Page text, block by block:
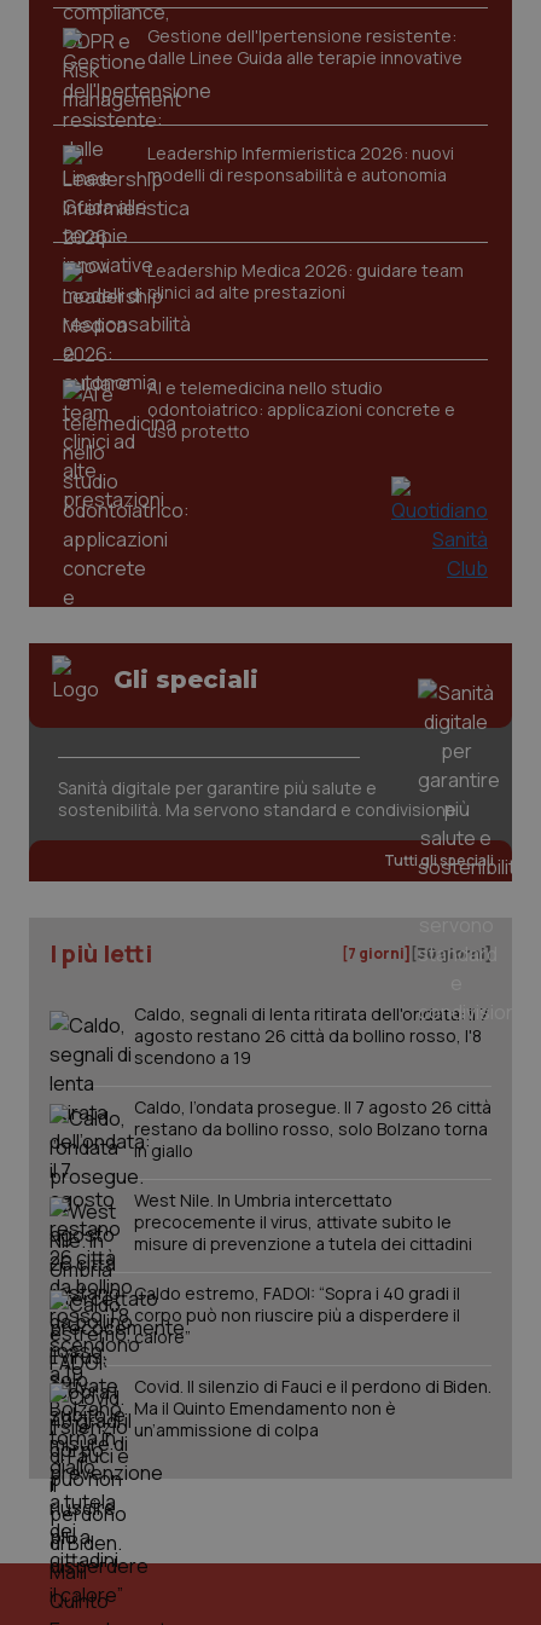
Gestione dell'Ipertensione resistente:
dalle Linee Guida alle terapie innovative
Leadership Infermieristica 2026: nuovi
modelli di responsabilità e autonomia
Leadership Medica 2026: guidare team
clinici ad alte prestazioni
AI e telemedicina nello studio
odontoiatrico: applicazioni concrete e
uso protetto
Gli speciali
Sanità digitale per garantire più salute e
sostenibilità. Ma servono standard e condivisione
Tutti gli speciali
I più letti [7 giorni] [30 giorni]
Caldo, segnali di lenta ritirata dell'ondata: il 7
agosto restano 26 città da bollino rosso, l'8
scendono a 19
Caldo, l’ondata prosegue. Il 7 agosto 26 città
restano da bollino rosso, solo Bolzano torna
in giallo
West Nile. In Umbria intercettato
precocemente il virus, attivate subito le
misure di prevenzione a tutela dei cittadini
Caldo estremo, FADOI: “Sopra i 40 gradi il
corpo può non riuscire più a disperdere il
calore”
Covid. Il silenzio di Fauci e il perdono di Biden.
Ma il Quinto Emendamento non è
un’ammissione di colpa
Nome
Fornitore/Dominio
VISITOR_PRIVACY_METADATA
YouTube
www.quotidianosanita.it
tracking-sites-ironfish-
tracking-enable
www.quotidianosanita.it
_ga
Google LLC